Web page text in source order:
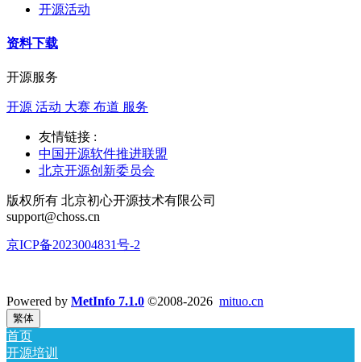
开源活动
资料下载
开源服务
开源 活动 大赛 布道 服务
友情链接 :
中国开源软件推进联盟
北京开源创新委员会
版权所有 北京初心开源技术有限公司
support@choss.cn
京ICP备2023004831号-2
Powered by MetInfo 7.1.0 ©2008-2026 mituo.cn
繁体
首页
开源培训